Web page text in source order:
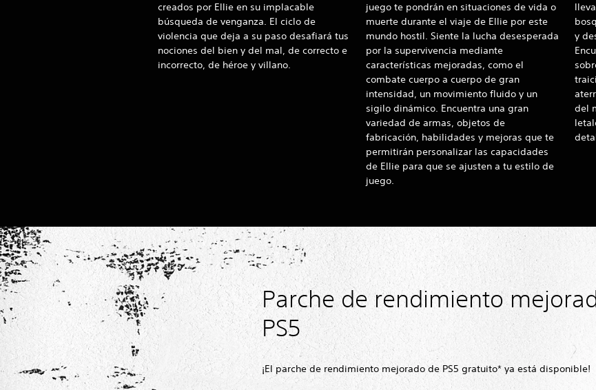
creados por Ellie en su implacable
búsqueda de venganza. El ciclo de
violencia que deja a su paso desafiará tus
nociones del bien y del mal, de correcto e
incorrecto, de héroe y villano.
juego te pondrán en situaciones de vida o
muerte durante el viaje de Ellie por este
mundo hostil. Siente la lucha desesperada
por la supervivencia mediante
características mejoradas, como el
combate cuerpo a cuerpo de gran
intensidad, un movimiento fluido y un
sigilo dinámico. Encuentra una gran
variedad de armas, objetos de
fabricación, habilidades y mejoras que te
permitirán personalizar las capacidades
de Ellie para que se ajusten a tu estilo de
juego.
y
del
Parche de rendimiento
PS5
¡El parche de rendimiento mejorado de PS5 gratuito* ya está disponible!